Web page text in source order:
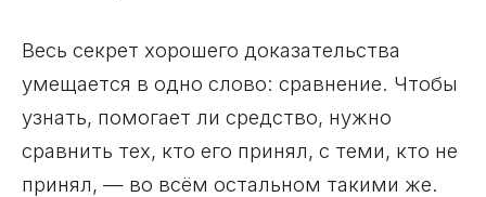
Весь секрет хорошего доказательства
умещается в одно слово: сравнение. Чтобы
узнать, помогает ли средство, нужно
сравнить тех, кто его принял, с теми, кто не
принял, — во всём остальном такими же.